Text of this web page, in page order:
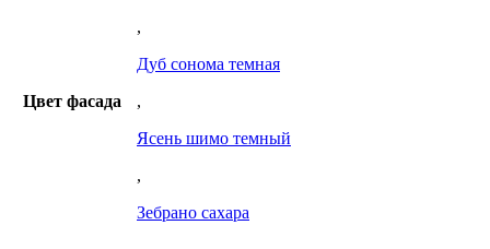
Цвет фасада
,
Дуб сонома темная
,
Ясень шимо темный
,
Зебрано сахара